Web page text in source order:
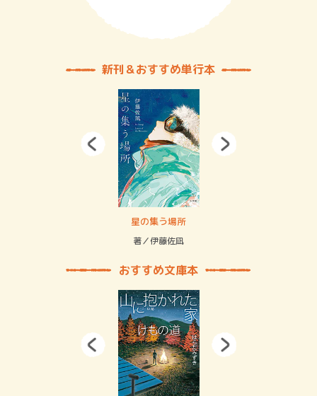
新刊＆おすすめ単行本
星の集う場所
著／伊藤佐凪
おすすめ文庫本